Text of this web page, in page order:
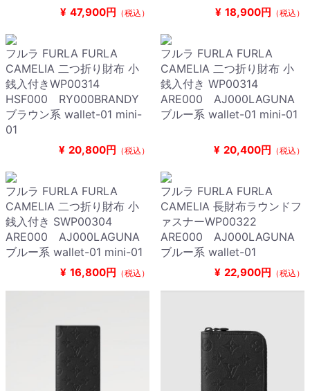
¥ 47,900円 （税込） ¥ 18,900円 （税込）
フルラ FURLA FURLA
CAMELIA 二つ折り財布 小
銭入付きWP00314
HSF000 RY000BRANDY
ブラウン系 wallet-01 mini-
01
¥ 20,800円 （税込）
フルラ FURLA FURLA
CAMELIA 二つ折り財布 小
銭入付き WP00314
ARE000 AJ000LAGUNA
ブルー系 wallet-01 mini-01
¥ 20,400円 （税込）
フルラ FURLA FURLA
CAMELIA 二つ折り財布 小
銭入付き SWP00304
ARE000 AJ000LAGUNA
ブルー系 wallet-01 mini-01
¥ 16,800円 （税込）
フルラ FURLA FURLA
CAMELIA 長財布ラウンドフ
ァスナーWP00322
ARE000 AJ000LAGUNA
ブルー系 wallet-01
¥ 22,900円 （税込）